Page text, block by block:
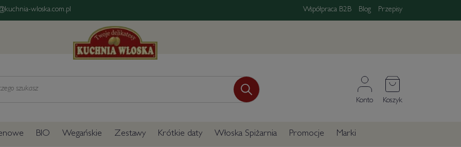
wloska.com.pl Współpraca B2B Blog Przepisy
Konto Koszyk
BIO Wegańskie Zestawy Krótkie daty Włoska Spiżarnia Promocje Marki